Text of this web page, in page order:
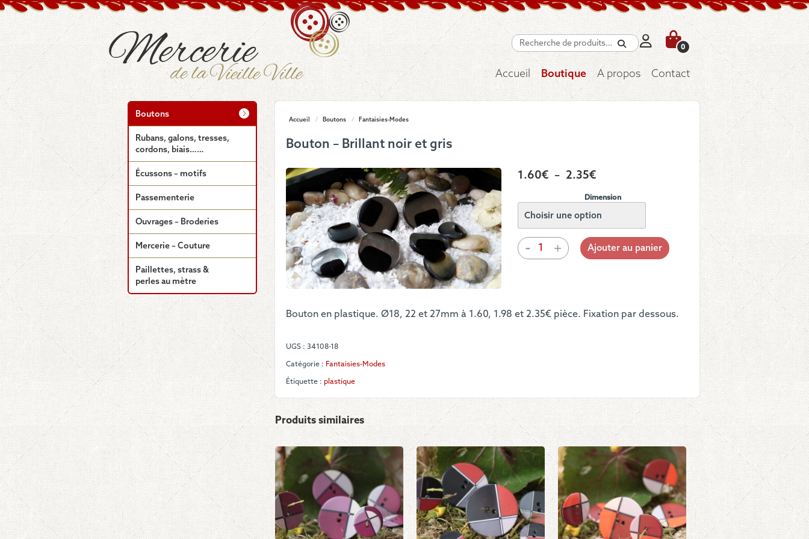
Recherche
0
Accueil Boutique A propos Contact
Accueil / Boutons / Fantaisies-Modes
Bouton – Brillant noir et gris
1.60€ – 2.35€Plage
prix :
à
2.35€
Dimension
-
quantité
de
et
+ Ajouter au panier
Bouton en plastique. Ø18, 22 et 27mm à 1.60, 1.98 et 2.35€ pièce. Fixation par dessous.
UGS : 34108-18
Catégorie : Fantaisies-Modes
Étiquette : plastique
Produits similaires
Boutons
Rubans, galons, tresses,
cordons, biais……
Écussons – motifs
Passementerie
Ouvrages – Broderies
Mercerie – Couture
Paillettes, strass &
perles au mètre